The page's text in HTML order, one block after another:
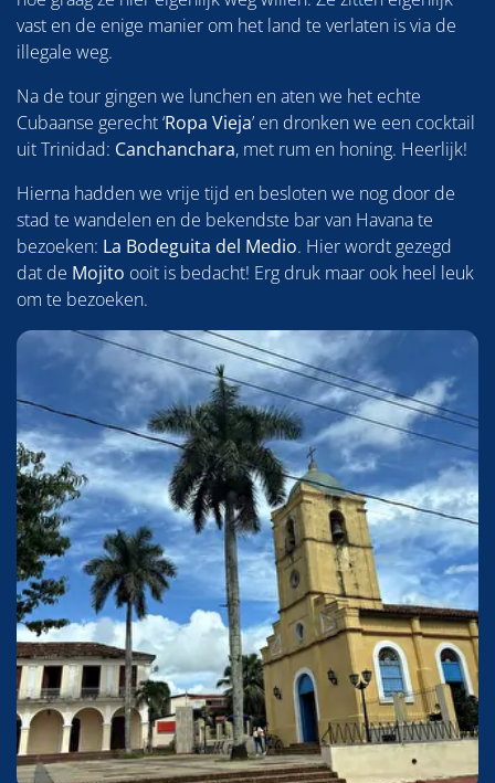
vast en de enige manier om het land te verlaten is via de
illegale weg.
Na de tour gingen we lunchen en aten we het echte
Cubaanse gerecht ‘Ropa Vieja’ en dronken we een cocktail
uit Trinidad: Canchanchara, met rum en honing. Heerlijk!
Hierna hadden we vrije tijd en besloten we nog door de
stad te wandelen en de bekendste bar van Havana te
bezoeken: La Bodeguita del Medio. Hier wordt gezegd
dat de Mojito ooit is bedacht! Erg druk maar ook heel leuk
om te bezoeken.